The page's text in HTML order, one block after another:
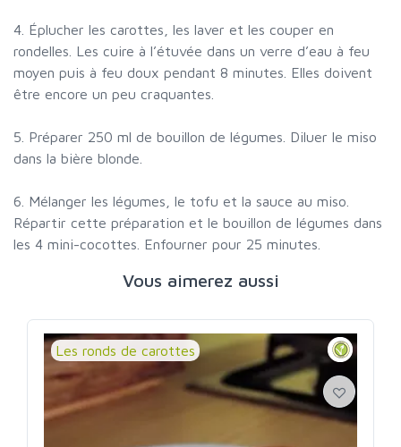
4. Éplucher les carottes, les laver et les couper en
rondelles. Les cuire à l’étuvée dans un verre d’eau à feu
moyen puis à feu doux pendant 8 minutes. Elles doivent
être encore un peu craquantes.
5. Préparer 250 ml de bouillon de légumes. Diluer le miso
dans la bière blonde.
6. Mélanger les légumes, le tofu et la sauce au miso.
Répartir cette préparation et le bouillon de légumes dans
les 4 mini-cocottes. Enfourner pour 25 minutes.
Vous aimerez aussi
Les ronds de carottes